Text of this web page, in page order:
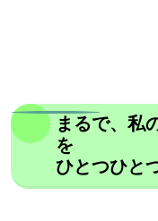
まるで、私
を
ひとつひと